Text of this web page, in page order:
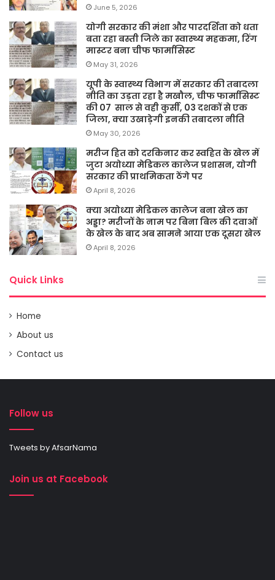
June 5, 2026
योगी सरकार की मंशा और पारदर्शिता को धता
बता रहा बस्ती जिले का स्वास्थ्य महकमा, रिंग
मास्टर बना चीफ फार्मासिस्ट
May 31, 2026
यूपी के स्वास्थ्य विभाग में सरकार की तबादला
नीति का उड़ता रहा है मखौल, चीफ फार्मासिस्ट
की 07 साल से वही कुर्सी, 03 दशकों से एक
जिला, क्या उखाड़ेगी इनकी तबादला नीति
May 30, 2026
मरीज हित को दरकिनार कर स्वहित के खेल में
जुटा अयोध्या मेडिकल कालेज प्रशासन, योगी
सरकार की प्राथमिकता ठेंगे पर
April 8, 2026
क्या अयोध्या मेडिकल कालेज बना खेल का
अड्डा? मरीजों के नाम पर बिना बिल की दवाओं
के खेल के बाद अब सामने आया एक दूसरा खेल
April 8, 2026
Quick Links
Home
About us
Contact us
Follow us
Tweets by AfsarNama
Join us at Facebook